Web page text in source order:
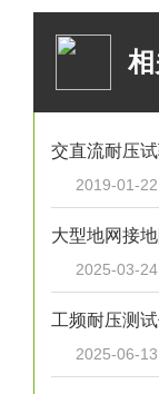
2019-01-22
大型地网接
2025-03-24
工频耐压测
2025-06-13